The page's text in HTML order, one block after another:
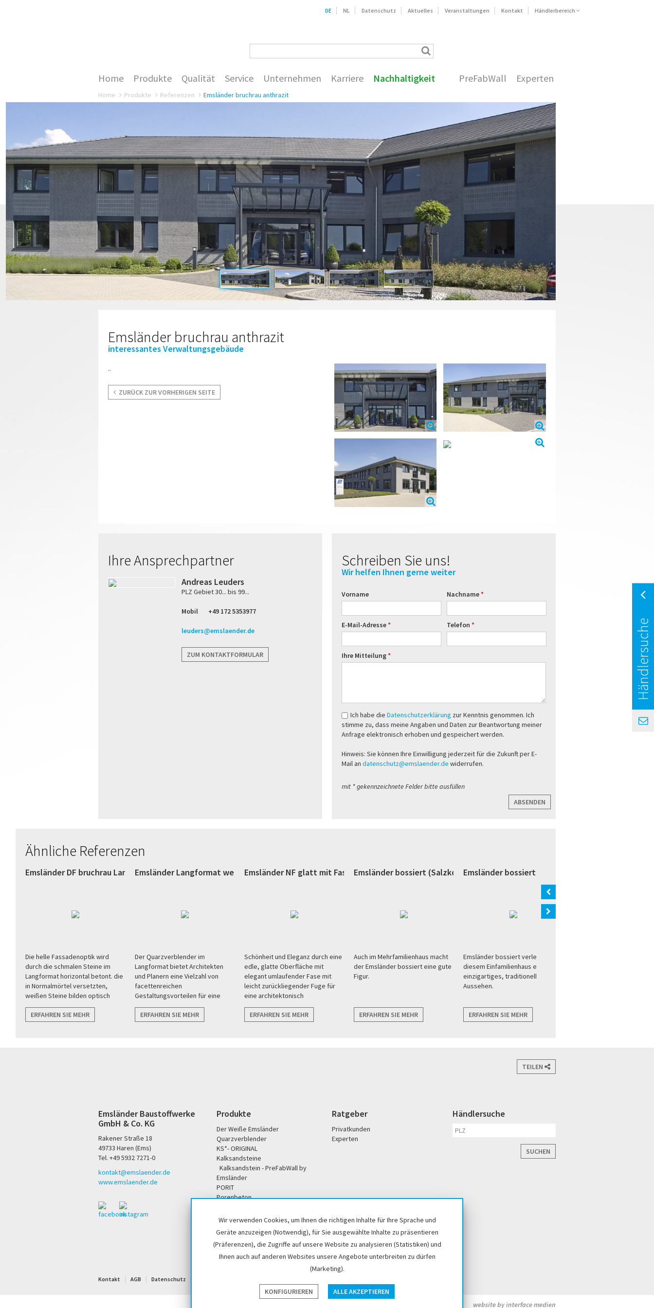
Wir verwenden Cookies, um Ihnen die richtigen Inhalte für Ihre Sprache und
Geräte anzuzeigen (Notwendig), für Sie ausgewählte Inhalte zu präsentieren
(Präferenzen), die Zugriffe auf unsere Website zu analysieren (Statistiken) und
Ihnen auch auf anderen Websites unsere Angebote unterbreiten zu dürfen
(Marketing).
ALLE AKZEPTIEREN
KONFIGURIEREN
DE NL Datenschutz Aktuelles Veranstaltungen Kontakt Händlerbereich
Home Produkte Qualität Service Unternehmen Karriere Nachhaltigkeit PreFabWall Experten
Home Produkte Referenzen Emsländer bruchrau anthrazit
Emsländer bruchrau anthrazit
interessantes Verwaltungsgebäude
..
ZURÜCK ZUR VORHERIGEN SEITE
Ihre Ansprechpartner
Andreas Leuders
PLZ Gebiet 30... bis 99...
Mobil +49 172 5353977
leuders@emslaender.de
ZUM KONTAKTFORMULAR
Schreiben Sie uns!
Wir helfen Ihnen gerne weiter
Vorname Nachname
E-Mail-Adresse Telefon
Ihre Mitteilung
Ich habe die Datenschutzerklärung zur Kenntnis genommen. Ich
stimme zu, dass meine Angaben und Daten zur Beantwortung meiner
Anfrage elektronisch erhoben und gespeichert werden.
Hinweis: Sie können Ihre Einwilligung jederzeit für die Zukunft per E-
Mail an datenschutz@emslaender.de widerrufen.
mit * gekennzeichnete Felder bitte ausfüllen
ABSENDEN
Ähnliche Referenzen
anthrazit (Bremen)
Emsländer DF bruchrau Langformat weiß (Verl)
Die helle Fassadenoptik wird
durch die schmalen Steine im
Langformat horizontal betont. die
in Normalmörtel versetzten,
weißen Steine bilden optisch
harmonische Übergänge zu
angrenzenden Flächen wie zu
Fenstern, und Türen.
ERFAHREN SIE MEHR
Emsländer Langformat weiß (Ahaus)
Der Quarzverblender im
Langformat bietet Architekten
und Planern eine Vielzahl von
facettenreichen
Gestaltungsvorteilen für eine
puristisch, klare
Fassadenarchitektur.
ERFAHREN SIE MEHR
Emsländer NF glatt mit Fase weiß (Ibbenbüren)
Schönheit und Eleganz durch eine
edle, glatte Oberfläche mit
elegant umlaufender Fase mit
leicht zurückliegender Fuge für
eine architektonisch
wirkungsvolle Optik der Fassade.
ERFAHREN SIE MEHR
Emsländer bossiert (Salzkotten)
Auch im Mehrfamilienhaus macht
der Emsländer bossiert eine gute
Figur.
ERFAHREN SIE MEHR
Emsländer bossiert (Marienfeld)
Emsländer bossiert verleiht
diesem Einfamilienhaus ein
einzigartiges, traditionelles
Aussehen.
ERFAHREN SIE MEHR
TEILEN
Emsländer Baustoffwerke
GmbH & Co. KG
Rakener Straße 18
49733 Haren (Ems)
Tel. +49 5932 7271-0
kontakt@emslaender.de
www.emslaender.de
Händlersuche
SUCHEN
Produkte
Der Weiße Emsländer
Quarzverblender
KS*- ORIGINAL
Kalksandsteine
Kalksandstein - PreFabWall by
Emsländer
PORIT
Porenbeton
Ratgeber
Privatkunden
Experten
Unternehmen
Unsere Philosophie
Soziales Engagement
Historisches
Service
Broschüren / Downloads
Büro- und Servicezeiten
Händlersuche
DoP / Leistungserklärung
Kontakt AGB Datenschutz
website by interface medien
Händlersuche